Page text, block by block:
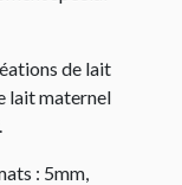
de lait
lait maternel
: 5mm,